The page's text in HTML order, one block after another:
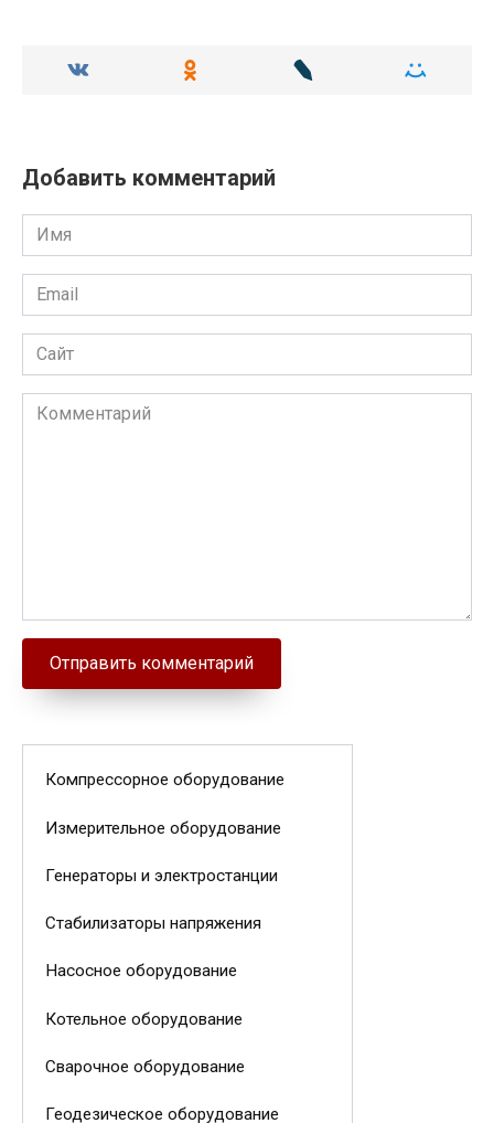
Добавить комментарий
Имя
Email
Сайт
Комментарий
Компрессорное оборудование
Измерительное оборудование
Генераторы и электростанции
Стабилизаторы напряжения
Насосное оборудование
Котельное оборудование
Сварочное оборудование
Геодезическое оборудование